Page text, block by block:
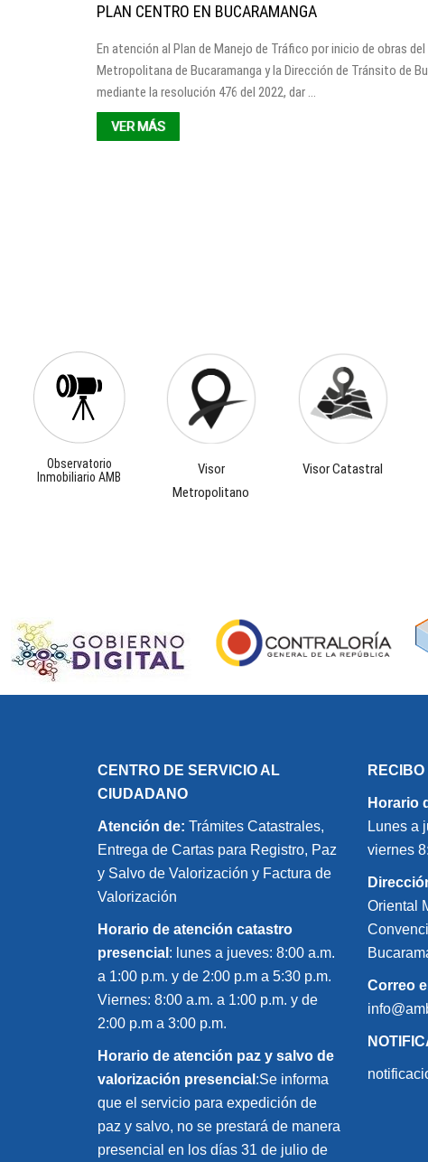
PLAN CENTRO EN BUCARAMANGA
En atención al Plan de Manejo de Tráfico por inicio de obras
Metropolitana de Bucaramanga y la Dirección de Tránsito de
mediante la resolución 476 del 2022, dar …
VER MÁS
Observatorio
Inmobiliario AMB
Visor
Metropolitano
Visor Catastral
CENTRO DE SERVICIO AL
CIUDADANO
Atención de: Trámites Catastrales,
Entrega de Cartas para Registro, Paz
y Salvo de Valorización y Factura de
Valorización
Horario de atención catastro
presencial : lunes a jueves: 8:00 a.m.
a 1:00 p.m. y de 2:00 p.m a 5:30 p.m.
Viernes: 8:00 a.m. a 1:00 p.m. y de
2:00 p.m a 3:00 p.m.
Horario de atención paz y salvo de
valorización presencial :Se informa
que el servicio para expedición de
paz y salvo, no se prestará de manera
presencial en los días 31 de julio de
Horario
Lunes a
viernes
Oriental
Correo